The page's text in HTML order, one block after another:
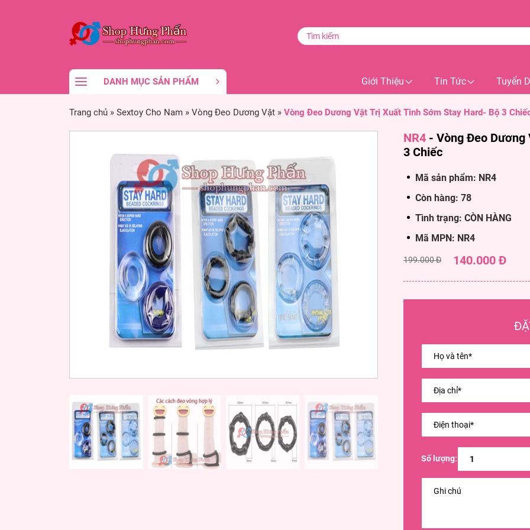
DANH MỤC SẢN PHẨM Giới Thiệu Tin Tức Tuyển
Trang chủ » Sextoy Cho Nam » Vòng Đeo Dương Vật » Vòng Đeo Dương Vật Trị Xuất Tinh Sớm Stay Hard- Bộ 3
NR4 - Vòng Đeo Dương
3 Chiếc
Mã sản phẩm: NR4
Còn hàng: 78
Tình trạng: CÒN HÀNG
Mã MPN: NR4
199.000 Đ 140.000 Đ
Số lượng: